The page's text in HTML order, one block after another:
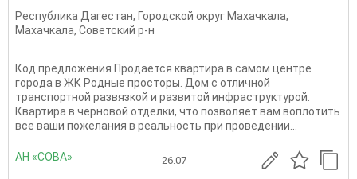
Республика Дагестан, Городской округ Махачкала,
Махачкала, Советский р-н
Код предложения Продается квартира в самом центре
города в ЖК Родные просторы. Дом с отличной
транспортной развязкой и развитой инфраструктурой.
Квартира в черновой отделки, что позволяет вам воплотить
все ваши пожелания в реальность при проведении...
АН «СОВА» 26.07